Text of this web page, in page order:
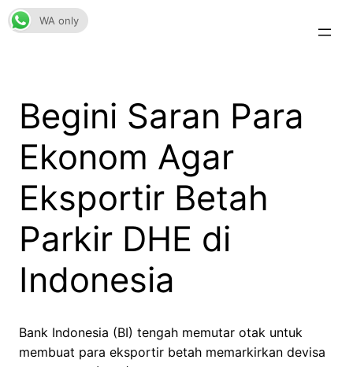
Skip
to
Begini Saran Para
Ekonom Agar
Eksportir Betah
Parkir DHE di
Indonesia
Bank Indonesia (BI) tengah memutar otak untuk
membuat para eksportir betah memarkirkan devisa
WA only